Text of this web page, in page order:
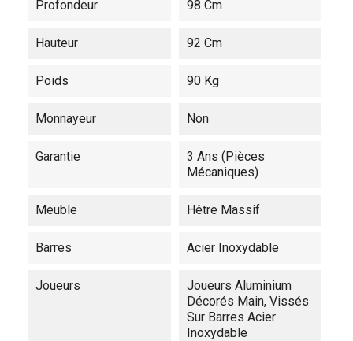
Profondeur 98 Cm
Hauteur 92 Cm
Poids 90 Kg
Monnayeur Non
Garantie
3 Ans (pièces
Mécaniques)
Meuble Hêtre Massif
Barres Acier Inoxydable
Joueurs
Joueurs Aluminium
Décorés Main, Vissés
Sur Barres Acier
Inoxydable